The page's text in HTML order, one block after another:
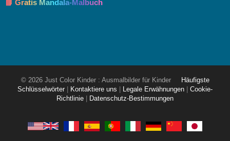
📘 Gratis Mandala-Malbuch
© 2026 Just Color Kinder : Ausmalbilder für Kinder
Häufigste
Schlüsselwörter
Kontaktiere uns Legale Erwähnungen
Cookie-
Richtlinie
Datenschutz-Bestimmungen